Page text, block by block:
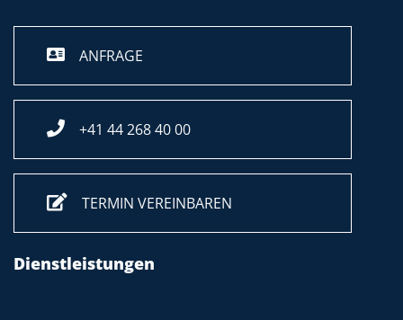
ANFRAGE
+41 44 268 40 00
TERMIN VEREINBAREN
Dienstleistungen